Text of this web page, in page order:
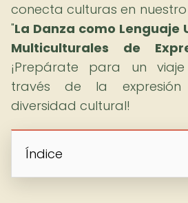
conecta culturas en
"La Danza como Lenguaje
Multiculturales de
¡Prepárate para un
través de la
diversidad cultural!
Índice